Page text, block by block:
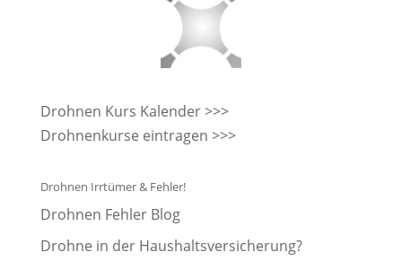
Drohnen Kurs Kalender >>>
Drohnenkurse eintragen >>>
Drohnen Irrtümer & Fehler!
Drohnen Fehler Blog
Drohne in der Haushaltsversicherung?